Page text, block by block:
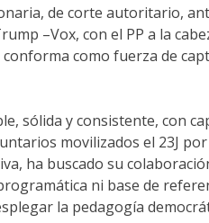
de corte autoritario,
–Vox, con el PP a la
conforma como fuerza de
sólida y consistente, con
movilizados el 23J
ha buscado su
ni base de
la pedagogía